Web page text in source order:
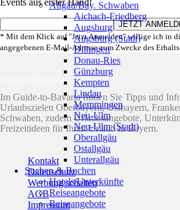
Events aus erster Hand!
* Mit dem Klick auf "Jetzt Anmelden" willige ich in
angegebenen E-Mail-Adresse zum Zwecke des Erhalts
GuideToBavaria
Im Guide-to-Bavaria finden Sie Tipps und
Urlaubszielen Oberbayern, Ostbayern,
Schwaben, zudem Urlaubsangebote,
Freizeitideen für Ihren Urlaub in Bayern.
Kontakt
Datenschutz
Werbung schalten
AGB
Impressum
Allgäu/Bay. Schwaben
Aichach-Friedberg
Augsburg
Augsburg (Stadt)
Dillingen
Donau-Ries
Günzburg
Kempten
Lindau
Memmingen
Neu-Ulm
Neu-Ulm (Stadt)
Oberallgäu
Ostallgäu
Unterallgäu
Suchen & Buchen
Hotels/Unterkünfte
Reiseangebote
Reiseangebote